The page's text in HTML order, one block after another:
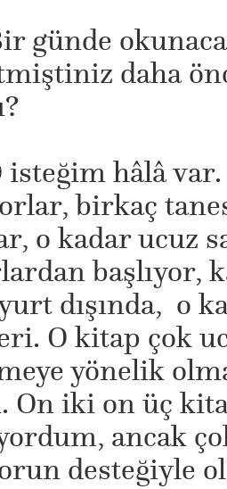
günde
daha
hâlâ
birkaç
o kadar ucuz
başlıyor,
dışında, o
O kitap çok
yönelik
On iki on üç
ancak
desteğiyle